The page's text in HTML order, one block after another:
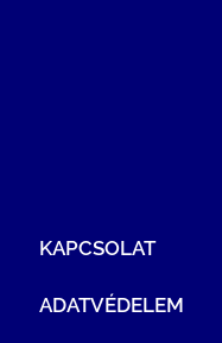
KAPCSOLAT
ADATVÉDELEM